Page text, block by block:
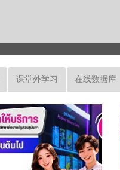
课堂外学习 在线数据库